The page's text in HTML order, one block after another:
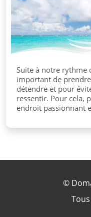
Suite à notre rythme
important de
détendre et pour
ressentir. Pour cela,
endroit passionnant
©